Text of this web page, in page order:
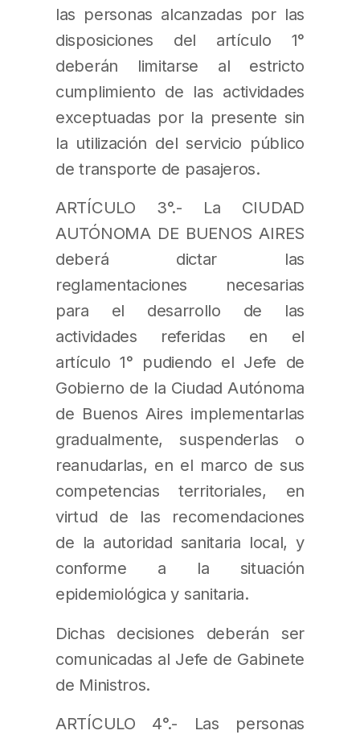
las personas alcanzadas por las
disposiciones del artículo 1°
deberán limitarse al estricto
cumplimiento de las actividades
exceptuadas por la presente sin
la utilización del servicio público
de transporte de pasajeros.
ARTÍCULO 3°.- La CIUDAD
AUTÓNOMA DE BUENOS AIRES
deberá dictar las
reglamentaciones necesarias
para el desarrollo de las
actividades referidas en el
artículo 1° pudiendo el Jefe de
Gobierno de la Ciudad Autónoma
de Buenos Aires implementarlas
gradualmente, suspenderlas o
reanudarlas, en el marco de sus
competencias territoriales, en
virtud de las recomendaciones
de la autoridad sanitaria local, y
conforme a la situación
epidemiológica y sanitaria.
Dichas decisiones deberán ser
comunicadas al Jefe de Gabinete
de Ministros.
ARTÍCULO 4°.- Las personas